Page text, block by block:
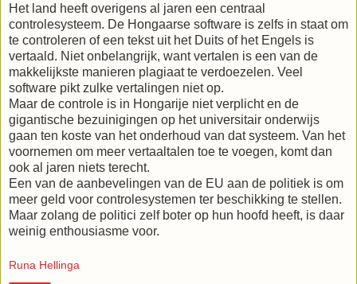
Het land heeft overigens al jaren een centraal
controlesysteem. De Hongaarse software is zelfs in staat om
te controleren of een tekst uit het Duits of het Engels is
vertaald. Niet onbelangrijk, want vertalen is een van de
makkelijkste manieren plagiaat te verdoezelen. Veel
software pikt zulke vertalingen niet op.
Maar de controle is in Hongarije niet verplicht en de
gigantische bezuinigingen op het universitair onderwijs
gaan ten koste van het onderhoud van dat systeem. Van het
voornemen om meer vertaaltalen toe te voegen, komt dan
ook al jaren niets terecht.
Een van de aanbevelingen van de EU aan de politiek is om
meer geld voor controlesystemen ter beschikking te stellen.
Maar zolang de politici zelf boter op hun hoofd heeft, is daar
weinig enthousiasme voor.
Runa Hellinga